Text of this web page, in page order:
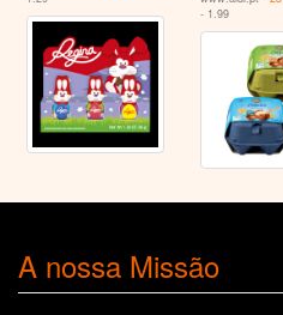
- 1.99
A nossa Missão